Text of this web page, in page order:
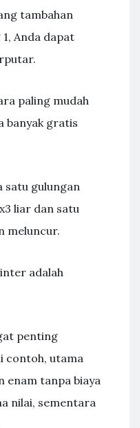
tambahan
Anda dapat
paling mudah
banyak gratis
satu gulungan
liar dan satu
meluncur.
adalah
penting
contoh, utama
enam tanpa biaya
nilai, sementara